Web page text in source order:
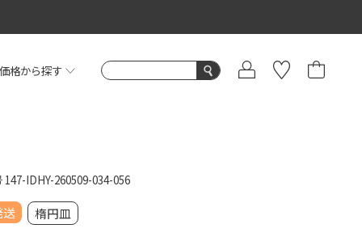
価格から探す
147-IDHY-260509-034-056
送 楕円皿